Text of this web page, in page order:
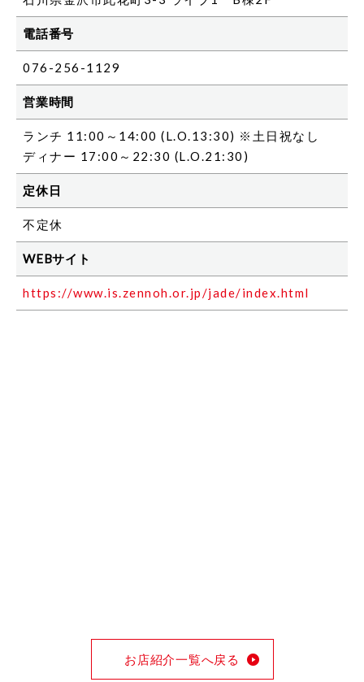
電話番号
076-256-1129
営業時間
ランチ 11:00～14:00 (L.O.13:30) ※土日祝なし
ディナー 17:00～22:30 (L.O.21:30)
定休日
不定休
WEBサイト
https://www.is.zennoh.or.jp/jade/index.html
お店紹介一覧へ戻る